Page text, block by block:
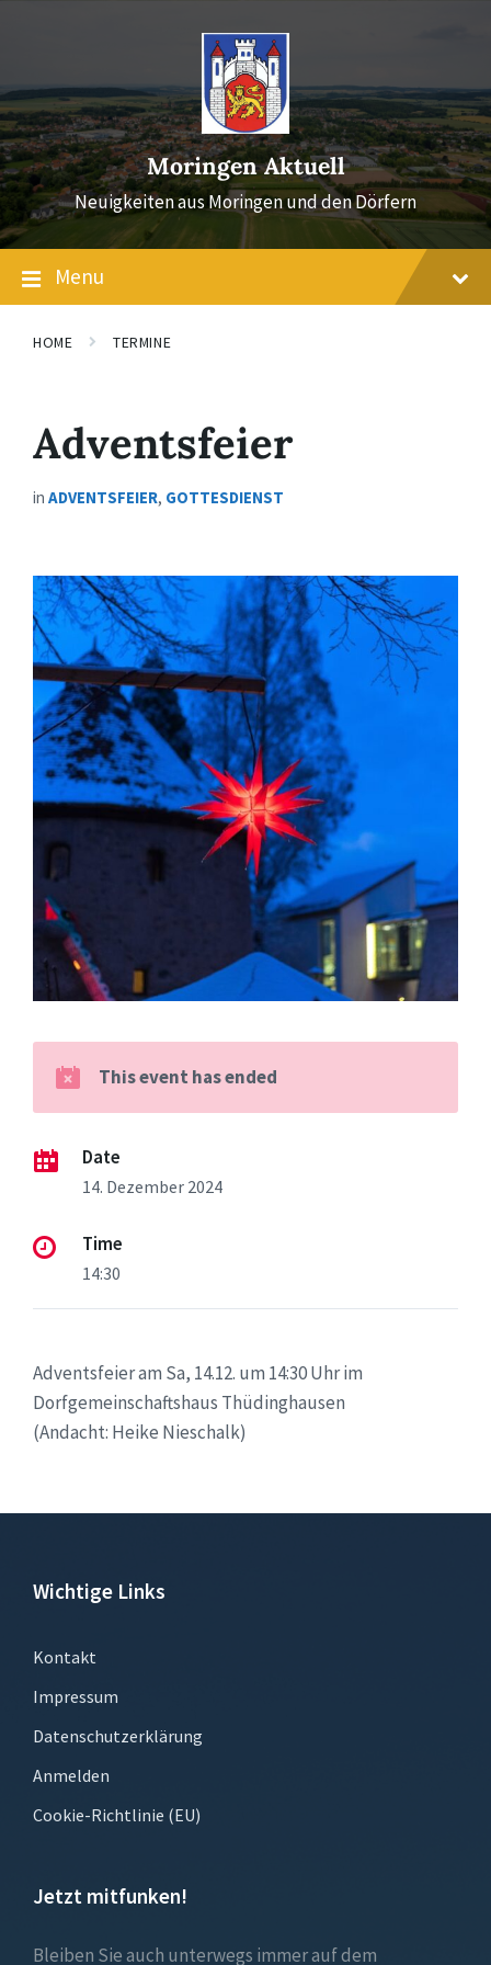
Moringen Aktuell
Neuigkeiten aus Moringen und den Dörfern
Menu
HOME TERMINE
Adventsfeier
in ADVENTSFEIER, GOTTESDIENST
This event has ended
Date
14. Dezember 2024
Time
14:30
Adventsfeier am Sa, 14.12. um 14:30 Uhr im
Dorfgemeinschaftshaus Thüdinghausen
(Andacht: Heike Nieschalk)
Wichtige Links
Kontakt
Impressum
Datenschutzerklärung
Anmelden
Cookie-Richtlinie (EU)
Jetzt mitfunken!
Bleiben Sie auch unterwegs immer auf dem